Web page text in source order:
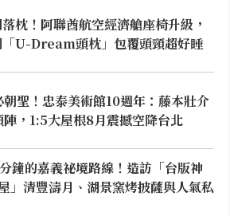
枕！阿聯酋航空經濟艙座椅升級，
「U-Dream頭枕」包覆頭頸超好睡
朝聖！忠泰美術館10週年：藤本壯介
陣，1:5大屋根8月震撼空降台北
鐘的嘉義祕境路線！造訪「台版神
」清豐濤月、湖景窯烤披薩與人氣私